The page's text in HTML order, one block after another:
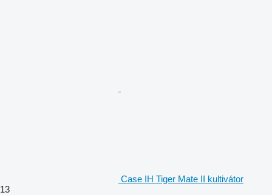
Case IH Tiger Mate II kultivátor
13